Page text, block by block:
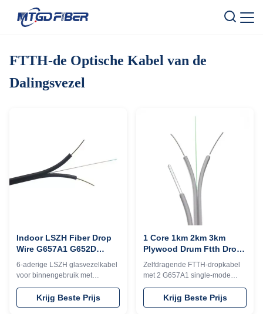
FTTH-de Optische Kabel van de
Dalingsvezel
Indoor LSZH Fiber Drop
Wire G657A1 G652D
G652A 6 Core Comms
Cable
6-aderige LSZH glasvezelkabel
voor binnengebruik met
G657A1/G652D-vezels.
Beschikt over een kleine
diameter, een droog ontwerp,
Krijg Beste Prijs
1 Core 1km 2km 3km
Plywood Drum Ftth Drop
Cable Single Mode
Indoor Fiber Optic Cable
Zelfdragende FTTH-dropkabel
met 2 G657A1 single-mode
vezels, LSZH-mantel en
staaldraadversterking. Ideaal
voor buitenantenne-installaties
Krijg Beste Prijs